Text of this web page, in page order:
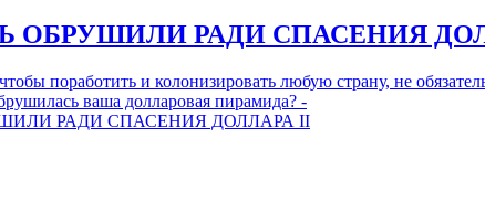
ОБРУШИЛИ РАДИ СПАСЕНИЯ
поработить и колонизировать любую страну, не
ваша долларовая пирамида? -